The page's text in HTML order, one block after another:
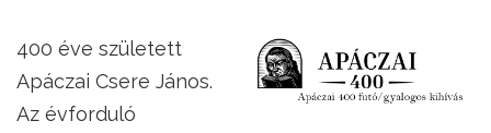
400 éve született
Apáczai Csere János.
Az évforduló